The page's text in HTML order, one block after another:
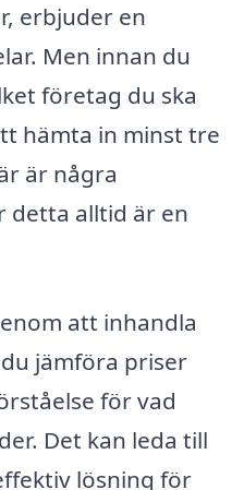
erbjuder en
Men innan du
företag du ska
hämta in minst tre
är några
detta alltid är en
att inhandla
jämföra priser
för vad
Det kan leda till
lösning för